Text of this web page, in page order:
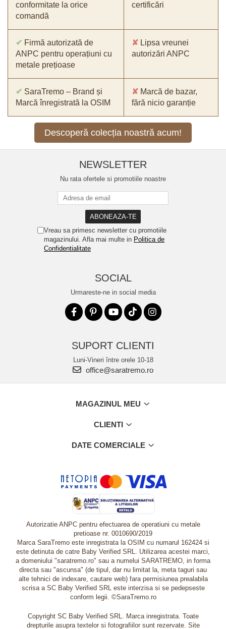
conformitate la orice
comandă
certificări
✔ Firmă autorizată de
ANPC pentru operațiuni cu
metale prețioase
✘ Lipsa vreunei
autorizări ANPC
✔ SaraTremo – Brand și
Marcă înregistrată la OSIM
✘ Marcă de bazar,
fără nicio garanție
Descoperă colecția noastră acum!
NEWSLETTER
Nu rata ofertele si promotiile noastre
Vreau sa primesc newsletter cu promotiile
magazinului. Afla mai multe in Politica de
Confidentialitate
SOCIAL
Urmareste-ne in social media
SUPORT CLIENTI
Luni-Vineri între orele 10-18
office@saratremo.ro
MAGAZINUL MEU
CLIENTI
DATE COMERCIALE
Autorizatie ANPC pentru efectuarea de operatiuni cu metale
pretioase nr. 0010690/2019
Marca SaraTremo este inregistrata la OSIM cu numarul 162424 si
este detinuta de catre Baby Verified SRL. Utilizarea acestei marci,
a domeniului "saratremo.ro" sau a numelui SARATREMO, in forma
directa sau "ascunsa" (de tipul, dar nu limitat la, meta taguri sau
alte tehnici de indexare, cautare web) fara permisiunea prealabila
scrisa a SC Baby Verified SRL este interzisa si se pedepseste
conform legii. ©SaraTremo.ro
Copyright SC Baby Verified SRL. Marca inregistrata. Toate
drepturile asupra textelor si fotografiilor sunt rezervate. Site